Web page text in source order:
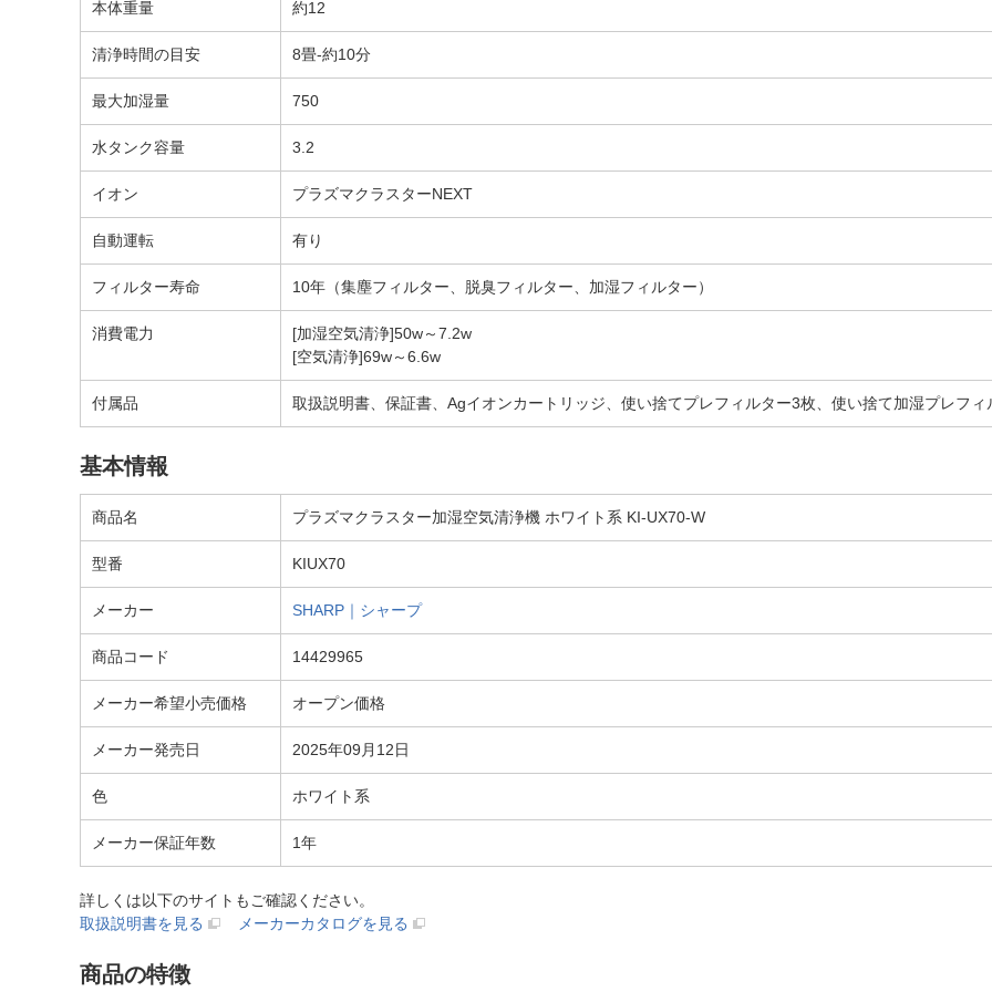
本体重量 約12
清浄時間の目安 8畳-約10分
最大加湿量 750
水タンク容量 3.2
イオン プラズマクラスターNEXT
自動運転 有り
フィルター寿命 10年（集塵フィルター、脱臭フィルター、加湿フィルター）
消費電力
[加湿空気清浄]50w～7.2w
[空気清浄]69w～6.6w
付属品 取扱説明書、保証書、Agイオンカートリッジ、使い捨てプレフィルター3枚、使い捨て加湿プレフィ
基本情報
商品名 プラズマクラスター加湿空気清浄機 ホワイト系 KI-UX70-W
型番 KIUX70
メーカー SHARP｜シャープ
商品コード 14429965
メーカー希望小売価格 オープン価格
メーカー発売日 2025年09月12日
色 ホワイト系
メーカー保証年数 1年
詳しくは以下のサイトもご確認ください。
取扱説明書を見る
メーカーカタログを見る
商品の特徴